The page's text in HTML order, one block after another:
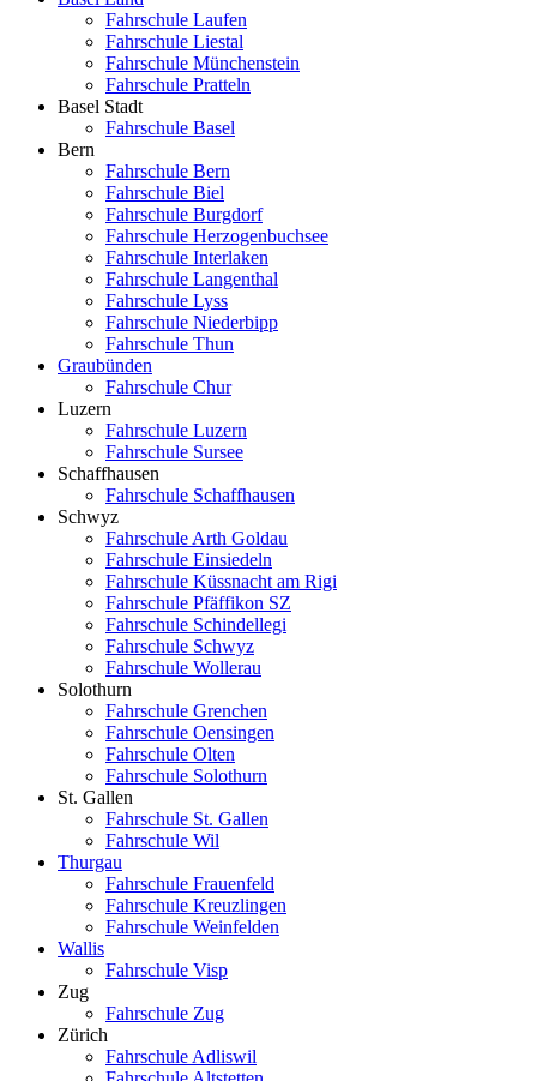
Fahrschule Laufen
Fahrschule Liestal
Fahrschule Münchenstein
Fahrschule Pratteln
Basel Stadt
Fahrschule Basel
Bern
Fahrschule Bern
Fahrschule Biel
Fahrschule Burgdorf
Fahrschule Herzogenbuchsee
Fahrschule Interlaken
Fahrschule Langenthal
Fahrschule Lyss
Fahrschule Niederbipp
Fahrschule Thun
Graubünden
Fahrschule Chur
Luzern
Fahrschule Luzern
Fahrschule Sursee
Schaffhausen
Fahrschule Schaffhausen
Schwyz
Fahrschule Arth Goldau
Fahrschule Einsiedeln
Fahrschule Küssnacht am Rigi
Fahrschule Pfäffikon SZ
Fahrschule Schindellegi
Fahrschule Schwyz
Fahrschule Wollerau
Solothurn
Fahrschule Grenchen
Fahrschule Oensingen
Fahrschule Olten
Fahrschule Solothurn
St. Gallen
Fahrschule St. Gallen
Fahrschule Wil
Thurgau
Fahrschule Frauenfeld
Fahrschule Kreuzlingen
Fahrschule Weinfelden
Wallis
Fahrschule Visp
Zug
Fahrschule Zug
Zürich
Fahrschule Adliswil